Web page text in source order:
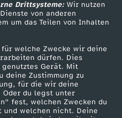
Drittsysteme:Wir nutzen
von anderen
um das Teilen von Inhalten
welche Zwecke wir deine
dürfen. Dies
Gerät. Mit
deine Zustimmung zu
für die wir deine
du legst unter
fest, welchen Zwecken du
und welchen nicht. Deine